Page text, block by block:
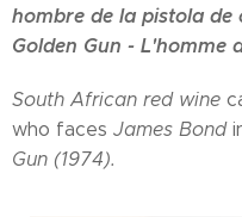
hombre de la pistola de
Golden Gun - L'homme
South African red wine
who faces James Bond
Gun (1974).